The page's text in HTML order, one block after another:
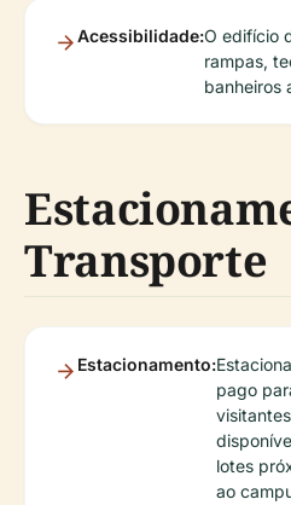
Acessibilidade:O edifício
rampas,
banheiros
Transporte
Estacionamento:
pago
lotes
ao